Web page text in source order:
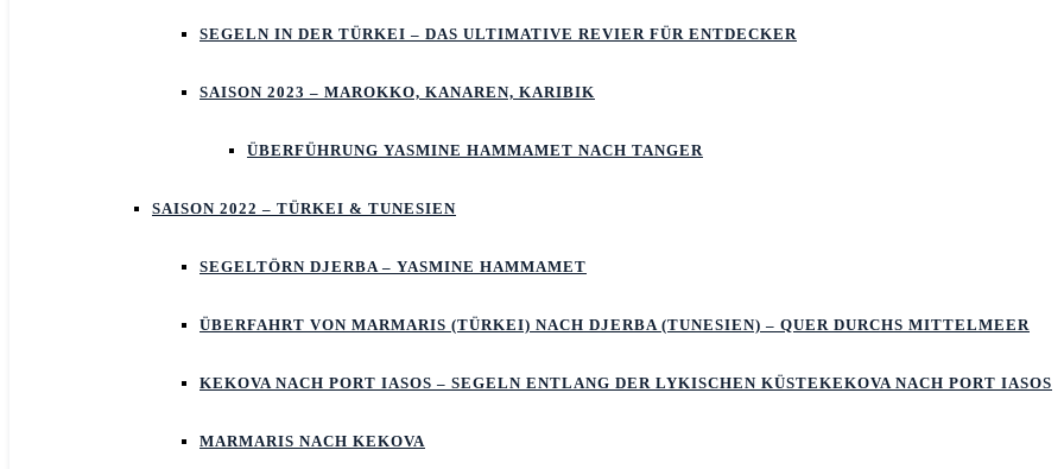
SEGELN IN DER TÜRKEI – DAS ULTIMATIVE REVIER FÜR ENTDECKER
SAISON 2023 – MAROKKO, KANAREN, KARIBIK
ÜBERFÜHRUNG YASMINE HAMMAMET NACH TANGER
SAISON 2022 – TÜRKEI & TUNESIEN
SEGELTÖRN DJERBA – YASMINE HAMMAMET
ÜBERFAHRT VON MARMARIS (TÜRKEI) NACH DJERBA (TUNESIEN) – QUER DURCHS MITTELMEER
KEKOVA NACH PORT IASOS – SEGELN ENTLANG DER LYKISCHEN KÜSTEKEKOVA NACH PORT IASOS
MARMARIS NACH KEKOVA